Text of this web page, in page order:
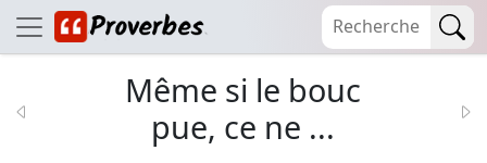
Même si le bouc
pue, ce ne ...